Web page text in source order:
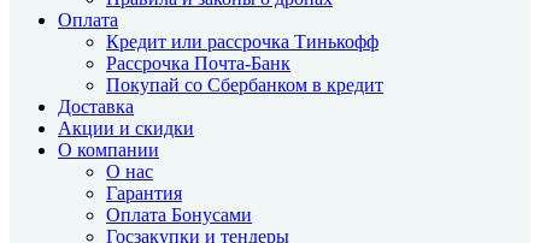
Оплата
Кредит или рассрочка Тинькофф
Рассрочка Почта-Банк
Покупай со Сбербанком в кредит
Доставка
Акции и скидки
О компании
О нас
Гарантия
Оплата Бонусами
Госзакупки и тендеры